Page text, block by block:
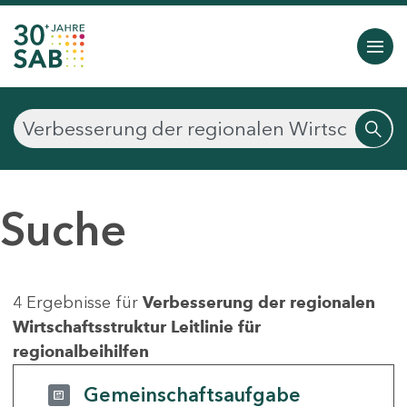
Suche
4 Ergebnisse für Verbesserung der regionalen
Wirtschaftsstruktur Leitlinie für
regionalbeihilfen
Gemeinschaftsaufgabe